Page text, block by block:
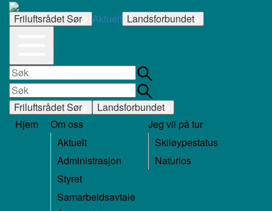
Friluftsrådet Sør Aktuelt Landsforbundet
Friluftsrådet Sør
Landsforbundet
Hjem
Om oss
Aktuelt
Administrasjon
Styret
Samarbeidsavtale
Jeg vil på tur
Skiløypestatus
Naturlos